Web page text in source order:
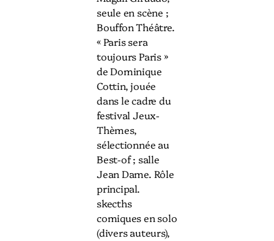
seule en scène ;
Bouffon Théâtre.
« Paris sera
toujours Paris »
de Dominique
Cottin, jouée
dans le cadre du
festival Jeux-
Thèmes,
sélectionnée au
Best-of ; salle
Jean Dame. Rôle
principal.
skecths
comiques en solo
(divers auteurs),